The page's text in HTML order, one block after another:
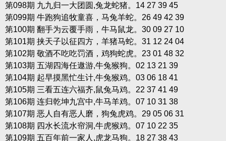
第098期 九九归一大团圆,兔龙蛇猪。14 27 39 45
第099期 牛跑狗追牧童喜，马兔羊蛇。26 49 42 39
第100期 翻手为云覆手雨，牛马鼠龙。30 09 27 10
第101期 挟天子以征四方，羊猪马蛇。31 12 24 04
第102期 敬酒不吃吃罚酒，鸡狗蛇虎。23 01 48 32
第103期 五湖四海任遨游,牛兔猴狗。02 13 21 39
第104期 起早摸黑忙生计,牛兔猴鸡。03 06 18 41
第105期 三看五连六福齐,鼠兔马鸡。22 37 41 49
第106期 连归乾坤九宫中,牛马羊鸡。07 10 31 38
第107期 恶人自有恶人磨，狗兔虎鸡。29 05 06 31
第108期 四水长流水帘洞,牛虎猴鸡。07 10 22 35
第109期 五百年前一家人,虎龙马狗。18 27 38 43